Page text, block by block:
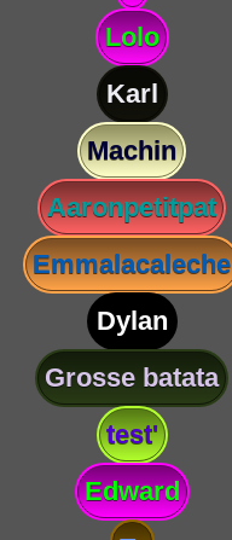
Lolo
Karl
Machin
Aaronpetitpat
Emmalacaleche
Dylan
Grosse batata
test'
Edward